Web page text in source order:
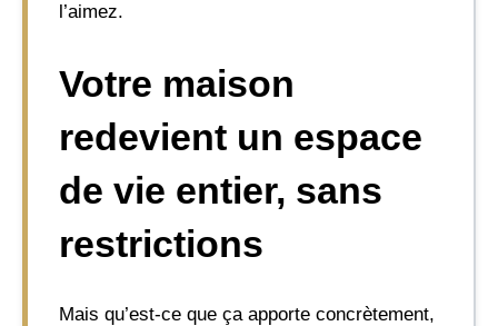
l’aimez.
Votre maison
redevient un espace
de vie entier, sans
restrictions
Mais qu’est-ce que ça apporte concrètement,